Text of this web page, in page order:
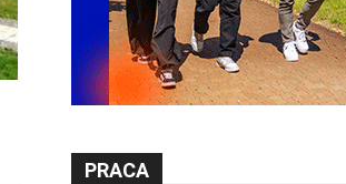
PRACA